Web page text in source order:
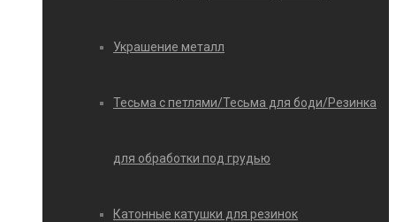
Украшение металл
Тесьма с петлями/Тесьма для боди/Резинка
для обработки под грудью
Катонные катушки для резинок